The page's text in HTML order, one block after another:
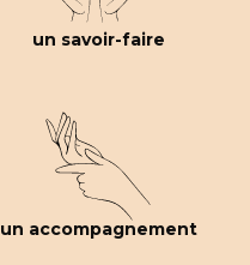
un savoir-faire
un accompagnement